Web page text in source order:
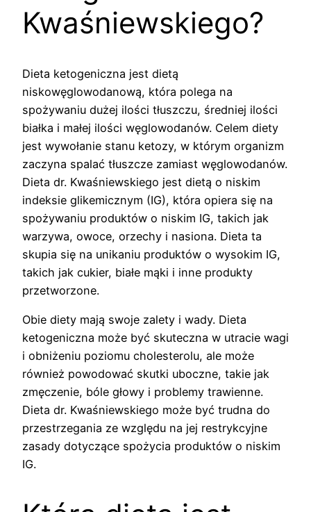
Kwaśniewskiego?
Dieta ketogeniczna jest dietą
niskowęglowodanową, która polega na
spożywaniu dużej ilości tłuszczu, średniej ilości
białka i małej ilości węglowodanów. Celem diety
jest wywołanie stanu ketozy, w którym organizm
zaczyna spalać tłuszcze zamiast węglowodanów.
Dieta dr. Kwaśniewskiego jest dietą o niskim
indeksie glikemicznym (IG), która opiera się na
spożywaniu produktów o niskim IG, takich jak
warzywa, owoce, orzechy i nasiona. Dieta ta
skupia się na unikaniu produktów o wysokim IG,
takich jak cukier, białe mąki i inne produkty
przetworzone.
Obie diety mają swoje zalety i wady. Dieta
ketogeniczna może być skuteczna w utracie wagi
i obniżeniu poziomu cholesterolu, ale może
również powodować skutki uboczne, takie jak
zmęczenie, bóle głowy i problemy trawienne.
Dieta dr. Kwaśniewskiego może być trudna do
przestrzegania ze względu na jej restrykcyjne
zasady dotyczące spożycia produktów o niskim
IG.